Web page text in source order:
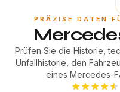
PRÄZISE DATEN
Prüfen Sie die Historie,
Unfallhistorie, den
eines Mercedes-